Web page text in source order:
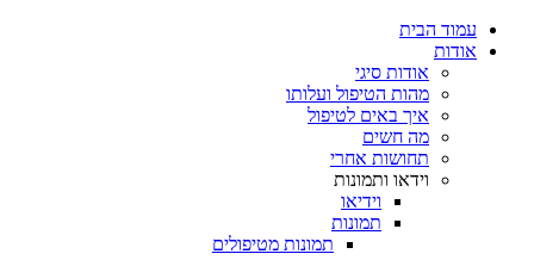
עמוד הבית
אודות
אודות סיגי
מהות הטיפול ועלותו
איך באים לטיפול
מה חשים
תחושות אחרי
וידאו ותמונות
וידיאו
תמונות
תמונות מטיפולים